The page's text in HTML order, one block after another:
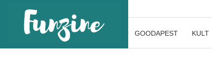
GOODAPEST KULT